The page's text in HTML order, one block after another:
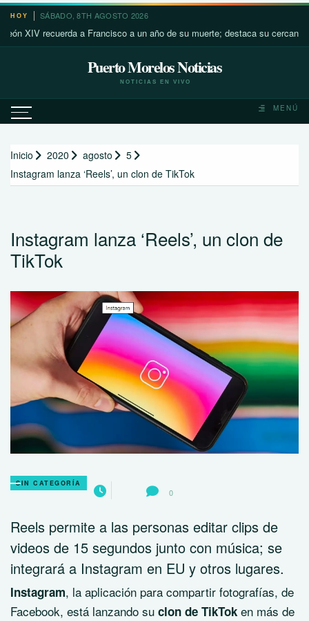
Saltar
contenido
HOY SÁBADO, 8TH AGOSTO 2026
recuerda a Francisco a un año de su muerte; destaca su cercanía con los
Puerto Morelos Noticias
NOTICIAS EN VIVO
MENÚ
Inicio 2020 agosto
5
Instagram lanza ‘Reels’, un clon de TikTok
Instagram lanza ‘Reels’, un clon de
TikTok
SIN CATEGORÍA
0
Reels permite a las personas editar clips de
videos de 15 segundos junto con música; se
integrará a Instagram en EU y otros lugares.
Instagram, la aplicación para compartir fotografías, de
Facebook, está lanzando su clon de TikTok en más de